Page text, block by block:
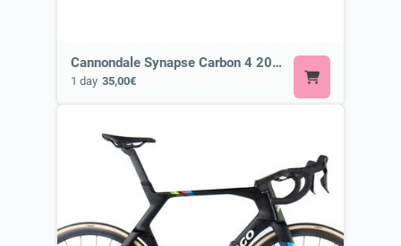
Cannondale Synapse Carbon 4 2026 or Similar
1 day 35,00€